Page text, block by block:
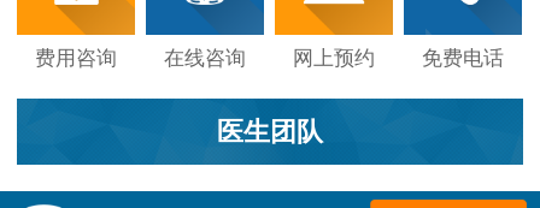
费用咨询 在线咨询 网上预约 免费电话
医生团队